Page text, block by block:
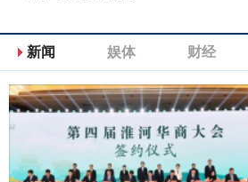
新闻 娱体 财经